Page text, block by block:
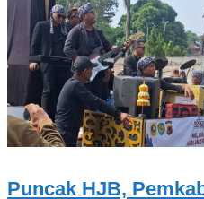
Puncak HJB,